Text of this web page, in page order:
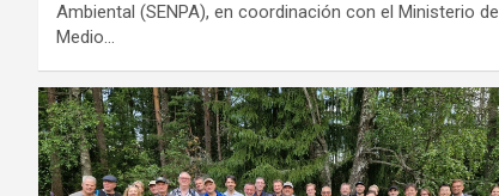
Ambiental (SENPA), en coordinación con el Ministerio de
Medio…